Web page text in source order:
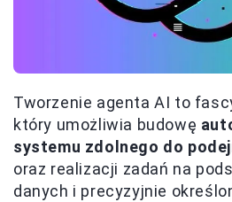
Tworzenie agenta AI to
który umożliwia budowę
systemu zdolnego do
oraz realizacji zadań na
danych i precyzyjnie